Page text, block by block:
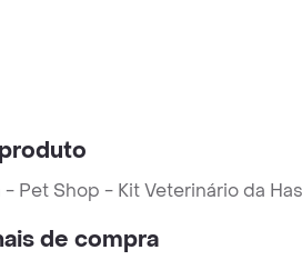
Pet Shop - Kit Veterinário da
de compra